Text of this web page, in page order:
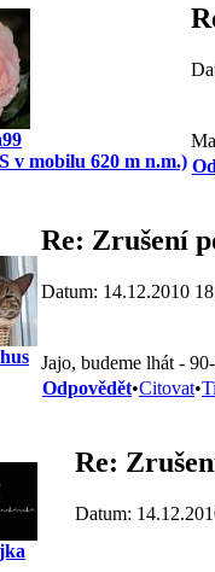
v mobilu 620 m n.m.)
Re: Zrušení
Datum: 14.12.2010
Jajo, budeme lhát -
Odpovědět•Citovat•
Re:
Datum: